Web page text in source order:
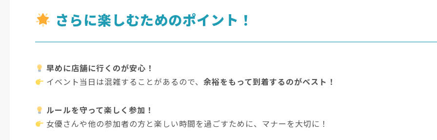
さらに楽しむためのポイント！
早めに店舗に行くのが安心！
イベント当日は混雑することがあるので、余裕をもって到着するのがベスト！
ルールを守って楽しく参加！
女優さんや他の参加者の方と楽しい時間を過ごすために、マナーを大切に！